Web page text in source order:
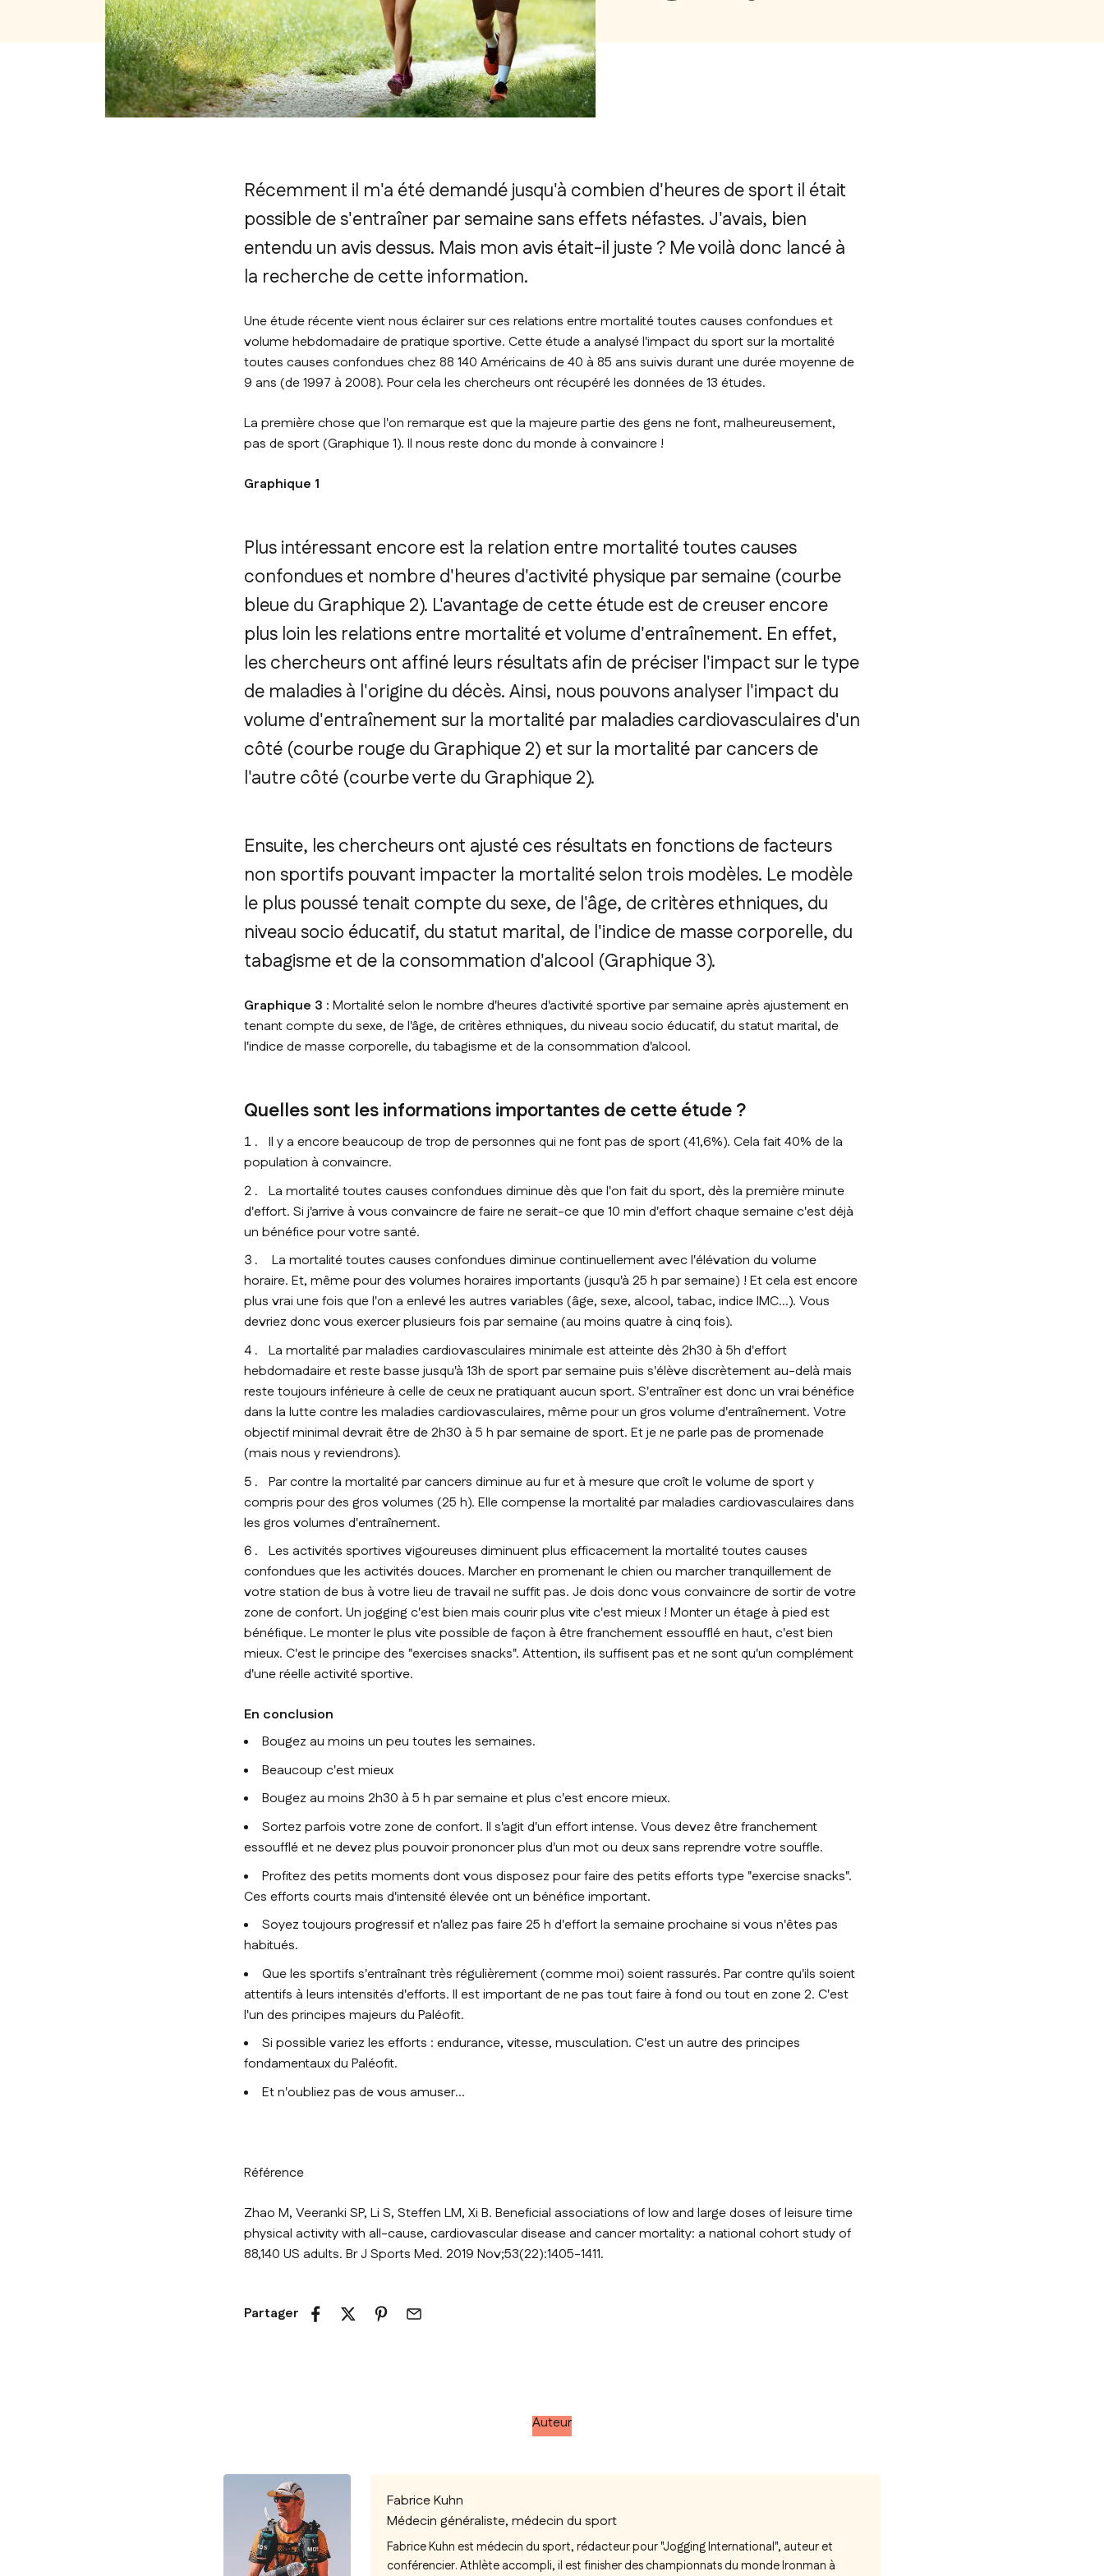
Récemment il m'a été demandé jusqu'à combien d'heures de sport il était
possible de s'entraîner par semaine sans effets néfastes. J'avais, bien
entendu un avis dessus. Mais mon avis était-il juste ? Me voilà donc lancé à
la recherche de cette information.
Une étude récente vient nous éclairer sur ces relations entre mortalité toutes causes confondues et
volume hebdomadaire de pratique sportive. Cette étude a analysé l'impact du sport sur la mortalité
toutes causes confondues chez 88 140 Américains de 40 à 85 ans suivis durant une durée moyenne de
9 ans (de 1997 à 2008). Pour cela les chercheurs ont récupéré les données de 13 études.
La première chose que l'on remarque est que la majeure partie des gens ne font, malheureusement,
pas de sport (Graphique 1). Il nous reste donc du monde à convaincre !
Graphique 1
Plus intéressant encore est la relation entre mortalité toutes causes
confondues et nombre d'heures d'activité physique par semaine (courbe
bleue du Graphique 2). L'avantage de cette étude est de creuser encore
plus loin les relations entre mortalité et volume d'entraînement. En effet,
les chercheurs ont affiné leurs résultats afin de préciser l'impact sur le type
de maladies à l'origine du décès. Ainsi, nous pouvons analyser l'impact du
volume d'entraînement sur la mortalité par maladies cardiovasculaires d'un
côté (courbe rouge du Graphique 2) et sur la mortalité par cancers de
l'autre côté (courbe verte du Graphique 2).
Ensuite, les chercheurs ont ajusté ces résultats en fonctions de facteurs
non sportifs pouvant impacter la mortalité selon trois modèles. Le modèle
le plus poussé tenait compte du sexe, de l'âge, de critères ethniques, du
niveau socio éducatif, du statut marital, de l'indice de masse corporelle, du
tabagisme et de la consommation d'alcool (Graphique 3).
Graphique 3 : Mortalité selon le nombre d'heures d'activité sportive par semaine après ajustement en
tenant compte du sexe, de l'âge, de critères ethniques, du niveau socio éducatif, du statut marital, de
l'indice de masse corporelle, du tabagisme et de la consommation d'alcool.
Quelles sont les informations importantes de cette étude ?
Il y a encore beaucoup de trop de personnes qui ne font pas de sport (41,6%). Cela fait 40% de la
population à convaincre.
La mortalité toutes causes confondues diminue dès que l'on fait du sport, dès la première minute
d'effort. Si j'arrive à vous convaincre de faire ne serait-ce que 10 min d'effort chaque semaine c'est déjà
un bénéfice pour votre santé.
La mortalité toutes causes confondues diminue continuellement avec l'élévation du volume
horaire. Et, même pour des volumes horaires importants (jusqu'à 25 h par semaine) ! Et cela est encore
plus vrai une fois que l'on a enlevé les autres variables (âge, sexe, alcool, tabac, indice IMC…). Vous
devriez donc vous exercer plusieurs fois par semaine (au moins quatre à cinq fois).
La mortalité par maladies cardiovasculaires minimale est atteinte dès 2h30 à 5h d'effort
hebdomadaire et reste basse jusqu'à 13h de sport par semaine puis s'élève discrètement au-delà mais
reste toujours inférieure à celle de ceux ne pratiquant aucun sport. S'entraîner est donc un vrai bénéfice
dans la lutte contre les maladies cardiovasculaires, même pour un gros volume d'entraînement. Votre
objectif minimal devrait être de 2h30 à 5 h par semaine de sport. Et je ne parle pas de promenade
(mais nous y reviendrons).
Par contre la mortalité par cancers diminue au fur et à mesure que croît le volume de sport y
compris pour des gros volumes (25 h). Elle compense la mortalité par maladies cardiovasculaires dans
les gros volumes d'entraînement.
Les activités sportives vigoureuses diminuent plus efficacement la mortalité toutes causes
confondues que les activités douces. Marcher en promenant le chien ou marcher tranquillement de
votre station de bus à votre lieu de travail ne suffit pas. Je dois donc vous convaincre de sortir de votre
zone de confort. Un jogging c'est bien mais courir plus vite c'est mieux ! Monter un étage à pied est
bénéfique. Le monter le plus vite possible de façon à être franchement essoufflé en haut, c'est bien
mieux. C'est le principe des "exercises snacks". Attention, ils suffisent pas et ne sont qu'un complément
d'une réelle activité sportive.
En conclusion
Bougez au moins un peu toutes les semaines.
Beaucoup c'est mieux
Bougez au moins 2h30 à 5 h par semaine et plus c'est encore mieux.
Sortez parfois votre zone de confort. Il s'agit d'un effort intense. Vous devez être franchement
essoufflé et ne devez plus pouvoir prononcer plus d'un mot ou deux sans reprendre votre souffle.
Profitez des petits moments dont vous disposez pour faire des petits efforts type "exercise snacks".
Ces efforts courts mais d'intensité élevée ont un bénéfice important.
Soyez toujours progressif et n'allez pas faire 25 h d'effort la semaine prochaine si vous n'êtes pas
habitués.
Que les sportifs s'entraînant très régulièrement (comme moi) soient rassurés. Par contre qu'ils soient
attentifs à leurs intensités d'efforts. Il est important de ne pas tout faire à fond ou tout en zone 2. C'est
l'un des principes majeurs du Paléofit.
Si possible variez les efforts : endurance, vitesse, musculation. C'est un autre des principes
fondamentaux du Paléofit.
Et n'oubliez pas de vous amuser…
Référence
Zhao M, Veeranki SP, Li S, Steffen LM, Xi B. Beneficial associations of low and large doses of leisure time
physical activity with all-cause, cardiovascular disease and cancer mortality: a national cohort study of
88,140 US adults. Br J Sports Med. 2019 Nov;53(22):1405-1411.
Partager
Auteur
Fabrice Kuhn
Médecin généraliste, médecin du sport
Fabrice Kuhn est médecin du sport, rédacteur pour "Jogging International", auteur et
conférencier. Athlète accompli, il est finisher des championnats du monde Ironman à